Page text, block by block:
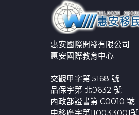
惠安國際開發有限公司
惠安國際教育中心
交觀甲字第 5168 號
品保字第 北0632 號
內政部證書第 C0010 號
中移廣字第110033001號